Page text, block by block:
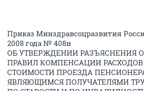
Приказ Минздравсоцразвития
2008 года № 408н
ОБ УТВЕРЖДЕНИИ РАЗЪЯСНЕНИЯ
ПРАВИЛ КОМПЕНСАЦИИ
СТОИМОСТИ ПРОЕЗДА
ЯВЛЯЮЩИМСЯ ПОЛУЧАТЕЛЯМИ